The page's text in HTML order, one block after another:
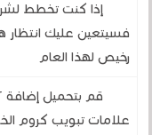
إذا كنت تخطط
فسيتعين عليك
رخيص لهذا العام
علامات تبويب كروم